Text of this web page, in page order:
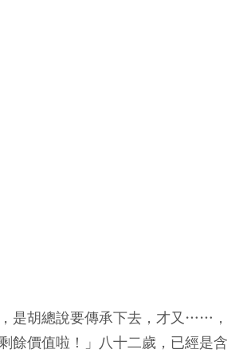
，是胡總說要傳承下去，才又……，
餘價值啦！」八十二歲，已經是含